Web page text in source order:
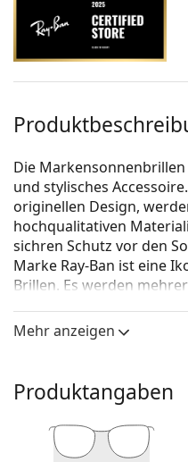
Die Markensonnenbrillen
und stylisches
originellen Design,
hochqualitativen
sichren Schutz vor den
Marke Ray-Ban ist eine
Brillen. Es werden
Welt bekannt und beliebt
Mit der virtuellen
können Sie
Sonnenbrille aussehen.
Mehr anzeigen
Produktangaben